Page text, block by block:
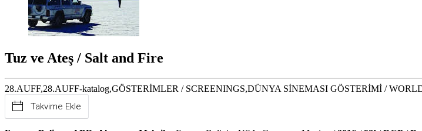
Tuz ve Ateş / Salt and Fire
28.AUFF,28.AUFF-katalog,GÖSTERİMLER / SCREENINGS,DÜNYA SİNEMASI GÖSTERİMİ /
Takvime Ekle